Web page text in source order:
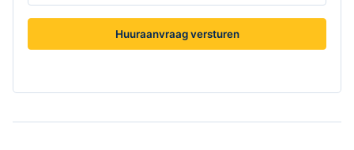
Huuraanvraag versturen